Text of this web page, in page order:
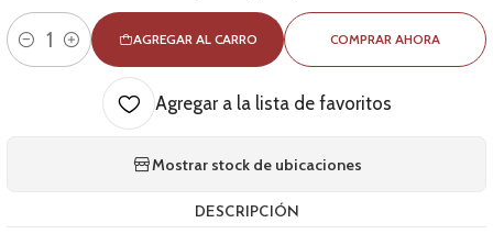
Cantidad
AGREGAR AL CARRO COMPRAR AHORA
Agregar a la lista de favoritos
Mostrar stock de ubicaciones
DESCRIPCIÓN